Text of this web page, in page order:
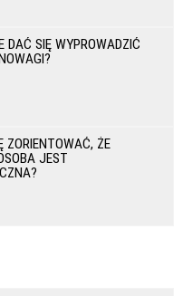
DAĆ SIĘ WYPROWADZIĆ
ZORIENTOWAĆ, ŻE
JEST